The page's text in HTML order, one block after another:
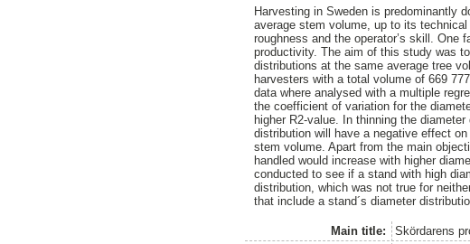
Harvesting in Sweden is predominantly
average stem volume, up to its
roughness and the operator’s skill. One
productivity. The aim of this study was
distributions at the same average tree
harvesters with a total volume of 669
data where analysed with a multiple
the coefficient of variation for the
higher R2-value. In thinning the
distribution will have a negative effect
stem volume. Apart from the main
handled would increase with higher
conducted to see if a stand with high
distribution, which was not true for
that include a stand´s diameter
Main title:
Skördarens